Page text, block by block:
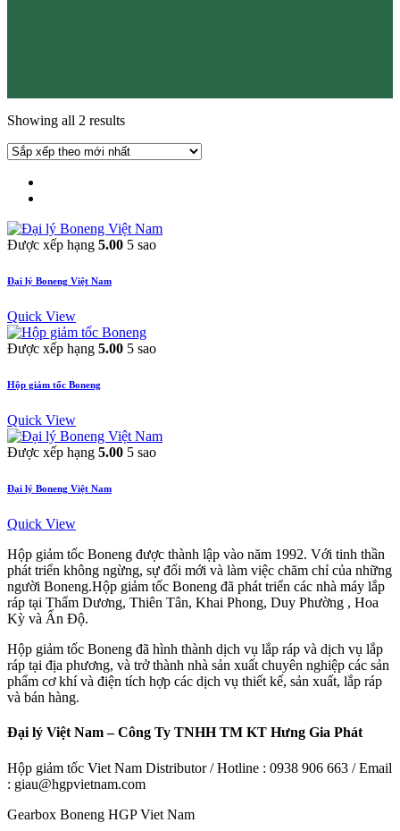
Showing all 2 results
Được xếp hạng 5.00 5 sao
Đại lý Boneng Việt Nam
Quick View
Được xếp hạng 5.00 5 sao
Hộp giảm tốc Boneng
Quick View
Được xếp hạng 5.00 5 sao
Đại lý Boneng Việt Nam
Quick View
Hộp giảm tốc Boneng được thành lập vào năm 1992. Với tinh thần
phát triển không ngừng, sự đổi mới và làm việc chăm chỉ của những
người Boneng.Hộp giảm tốc Boneng đã phát triển các nhà máy lắp
ráp tại Thẩm Dương, Thiên Tân, Khai Phong, Duy Phường , Hoa
Kỳ và Ấn Độ.
Hộp giảm tốc Boneng đã hình thành dịch vụ lắp ráp và dịch vụ lắp
ráp tại địa phương, và trở thành nhà sản xuất chuyên nghiệp các sản
phẩm cơ khí và điện tích hợp các dịch vụ thiết kế, sản xuất, lắp ráp
và bán hàng.
Đại lý Việt Nam – Công Ty TNHH TM KT Hưng Gia Phát
Hộp giảm tốc Viet Nam Distributor / Hotline : 0938 906 663 / Email
: giau@hgpvietnam.com
Gearbox Boneng HGP Viet Nam